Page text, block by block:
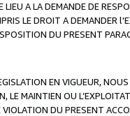
LIEU A LA DEMANDE DE
LE DROIT A DEMANDER
DU PRESENT
EN VIGUEUR,
LE MAINTIEN OU
DU PRESENT